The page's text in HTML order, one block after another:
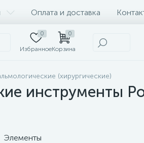
Оплата и доставка
0
Избранное
0
Корзина
(хирургические)
инструменты
Элементы